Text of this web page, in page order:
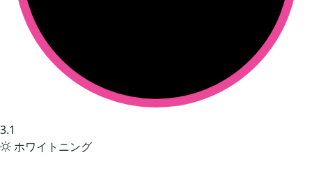
3.1
ホワイトニング